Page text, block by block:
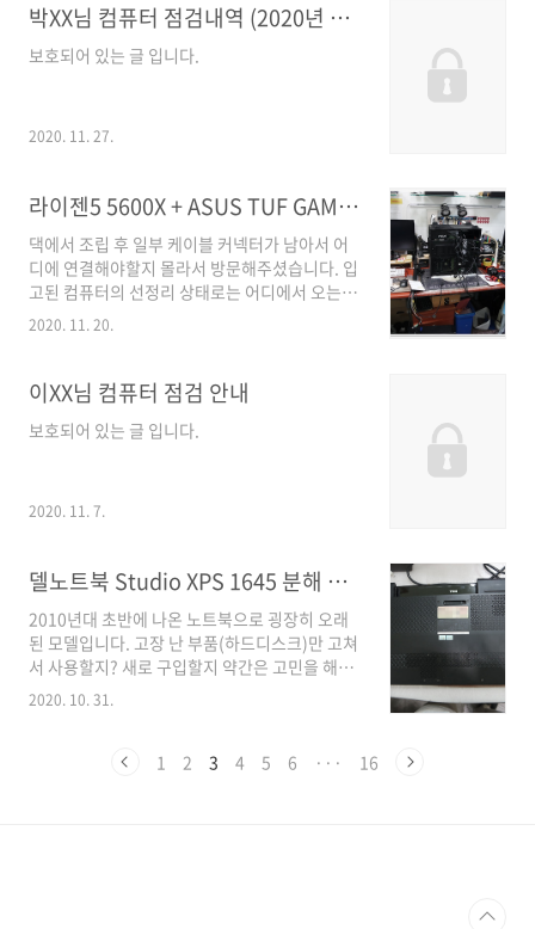
있는 부속이 많지는 않습니다. 대부분은 메인보
드에..
쉽게 찾을 수 있습니다. 손가락을 넣으면, 손가락
이 다칠 수 있어서 종이 같은 부드러운 물체를 천
천히 넣어서 팬을 멈춰서 소음이 잦아들면, 해당
에, 부도체(종이 등)을 팬 사이에 넣어서 팬 동작
검은 동네 수리점으로 방문하셔서 안전하게 점
박XX님 컴퓨터 점검내역 (2020년 11월 27일)
보호되어 있는 글 입니다.
2020. 11. 27.
라이젠5 5600X + ASUS TUF GAMING X570-PLUS 조립 및 바이오스 업데이트
댁에서 조립 후 일부 케이블 커넥터가 남아서 어
디에 연결해야할지 몰라서 방문해주셨습니다. 입
고된 컴퓨터의 선정리 상태로는 어디에서 오는
케이블인지 찾아서 연결하기가 어렵고 일부 연결
면 좋고요. 토요일은 영업시간도 짧고 방문하시
는 고객님이 많은 날이라서 당일 일처리하기가
상당히 어려운 경우가 더러 있습니다. 특히, 이렇
문에, 일반적인 컴퓨터보다 더 많은 시간이 필요
쪽은 케이블이 많지 않아서 깨끗하게 보입니다.
2020. 11. 20.
이XX님 컴퓨터 점검 안내
보호되어 있는 글 입니다.
2020. 11. 7.
델노트북 Studio XPS 1645 분해 및 SSD 교체 작업
2010년대 초반에 나온 노트북으로 굉장히 오래
된 모델입니다. 고장 난 부품(하드디스크)만 고쳐
서 사용할지? 새로 구입할지 약간은 고민을 해봐
야 할 정도로 연식이 오래됐는데요. 마지막으로
한 번 고쳐서 사용해보시겠다하셔서 SSD를 장착
공급되고 있습니다. 노트북은 어댑터 코드가 빠
2020. 10. 31.
1 2 3 4 5 6 ··· 16